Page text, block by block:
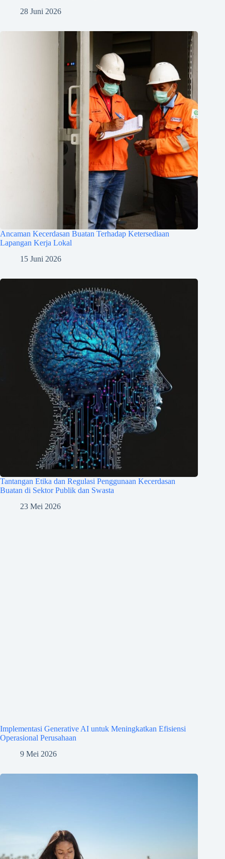
28 Juni 2026
Ancaman Kecerdasan Buatan Terhadap Ketersediaan
Lapangan Kerja Lokal
15 Juni 2026
Tantangan Etika dan Regulasi Penggunaan Kecerdasan
Buatan di Sektor Publik dan Swasta
23 Mei 2026
Implementasi Generative AI untuk Meningkatkan Efisiensi
Operasional Perusahaan
9 Mei 2026